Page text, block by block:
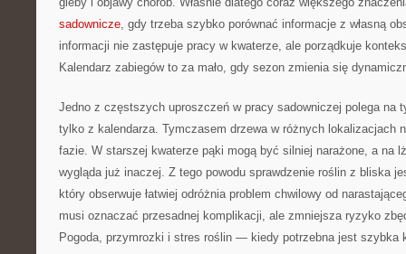
sadownicze, gdy trzeba szybko porównać informacje z własną
informacji nie zastępuje pracy w kwaterze, ale porządkuje
Kalendarz zabiegów to za mało, gdy sezon zmienia się
Jedno z częstszych uproszczeń w pracy sadowniczej polega na
tylko z kalendarza. Tymczasem drzewa w różnych lokalizacjach
fazie. W starszej kwaterze pąki mogą być silniej narażone, a na
wygląda już inaczej. Z tego powodu sprawdzenie roślin z bliska
który obserwuje łatwiej odróżnia problem chwilowy od
musi oznaczać przesadnej komplikacji, ale zmniejsza ryzyko
Pogoda, przymrozki i stres roślin — kiedy potrzebna jest szybka